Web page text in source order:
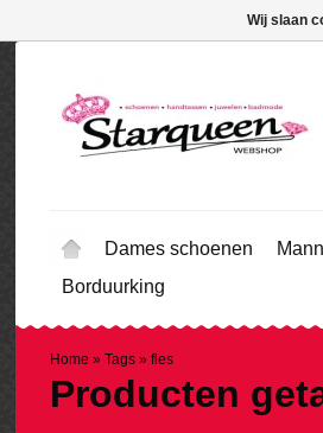
Dames schoenen
Borduurking
Home » Tags » fles
Producten
Wij slaan